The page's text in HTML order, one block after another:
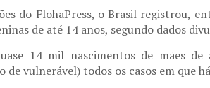
do FlohaPress, o Brasil registrou,
de até 14 anos, segundo dados
14 mil nascimentos de mães
vulnerável) todos os casos em que